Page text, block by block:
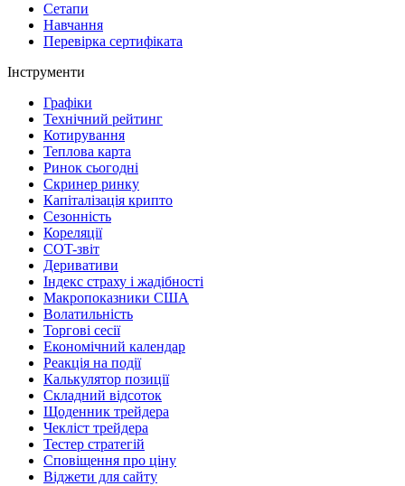
Сетапи
Навчання
Перевірка сертифіката
Інструменти
Графіки
Технічний рейтинг
Котирування
Теплова карта
Ринок сьогодні
Скринер ринку
Капіталізація крипто
Сезонність
Кореляції
COT-звіт
Деривативи
Індекс страху і жадібності
Макропоказники США
Волатильність
Торгові сесії
Економічний календар
Реакція на події
Калькулятор позиції
Складний відсоток
Щоденник трейдера
Чекліст трейдера
Тестер стратегій
Сповіщення про ціну
Віджети для сайту